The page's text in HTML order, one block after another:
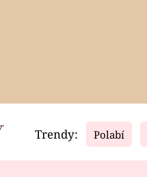
Video
Trendy: Polabí